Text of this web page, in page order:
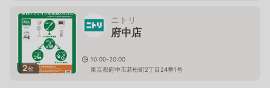
2枚
ニトリ
府中店
10:00-20:00
東京都府中市若松町2丁目24番1号